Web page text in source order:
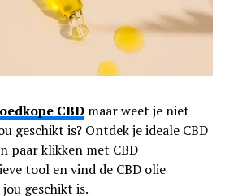
CBD maar weet je niet
geschikt is? Ontdek je ideale CBD
paar klikken met CBD
tool en vind de CBD olie
geschikt is.